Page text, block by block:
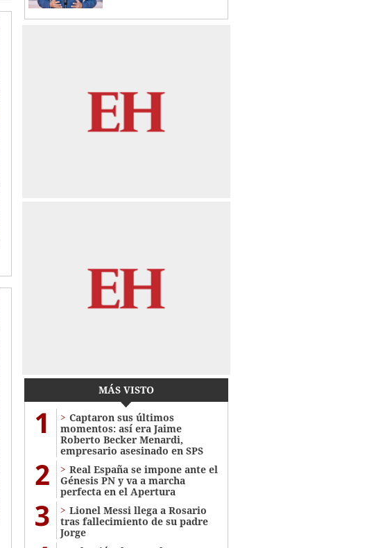
MÁS VISTO
1
Captaron sus últimos
momentos: así era Jaime
Roberto Becker Menardi​​​,
empresario asesinado en SPS
2
Real España se impone ante el
Génesis PN y va a marcha
perfecta en el Apertura
3
Lionel Messi llega a Rosario
tras fallecimiento de su padre
Jorge